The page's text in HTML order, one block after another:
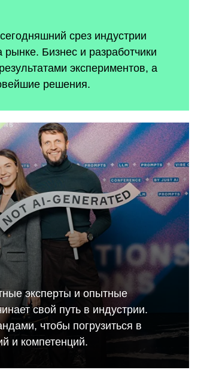
срез индустрии
Бизнес и разработчики
экспериментов, а
решения.
эксперты и опытные
свой путь в индустрии.
чтобы погрузиться в
и компетенций.